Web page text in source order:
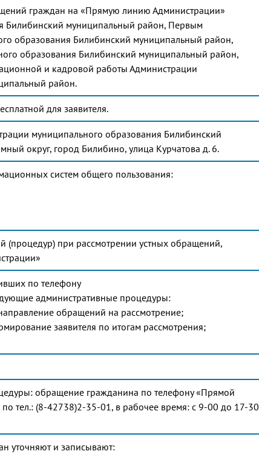
граждан на «Прямую линию Администрации»
Билибинский муниципальный район, Первым
образования Билибинский муниципальный район,
образования Билибинский муниципальный район,
и кадровой работы Администрации
район.
для заявителя.
муниципального образования Билибинский
округ, город Билибино, улица Курчатова д. 6.
систем общего пользования:
(процедур) при рассмотрении устных обращений,
по телефону
административные процедуры:
обращений на рассмотрение;
заявителя по итогам рассмотрения;
обращение гражданина по телефону «Прямой
тел.: (8-42738)2-35-01, в рабочее время: с 9-00 до 17-30
уточняют и записывают: